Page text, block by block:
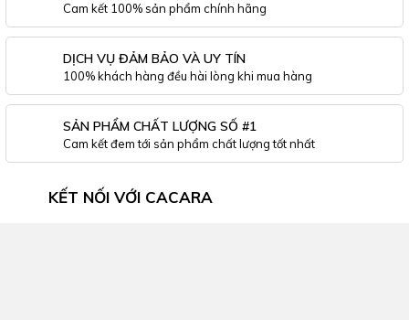
Cam kết 100% sản phẩm chính hãng
DỊCH VỤ ĐẢM BẢO VÀ UY TÍN
100% khách hàng đều hài lòng khi mua hàng
SẢN PHẨM CHẤT LƯỢNG SỐ #1
Cam kết đem tới sản phẩm chất lượng tốt nhất
KẾT NỐI VỚI CACARA